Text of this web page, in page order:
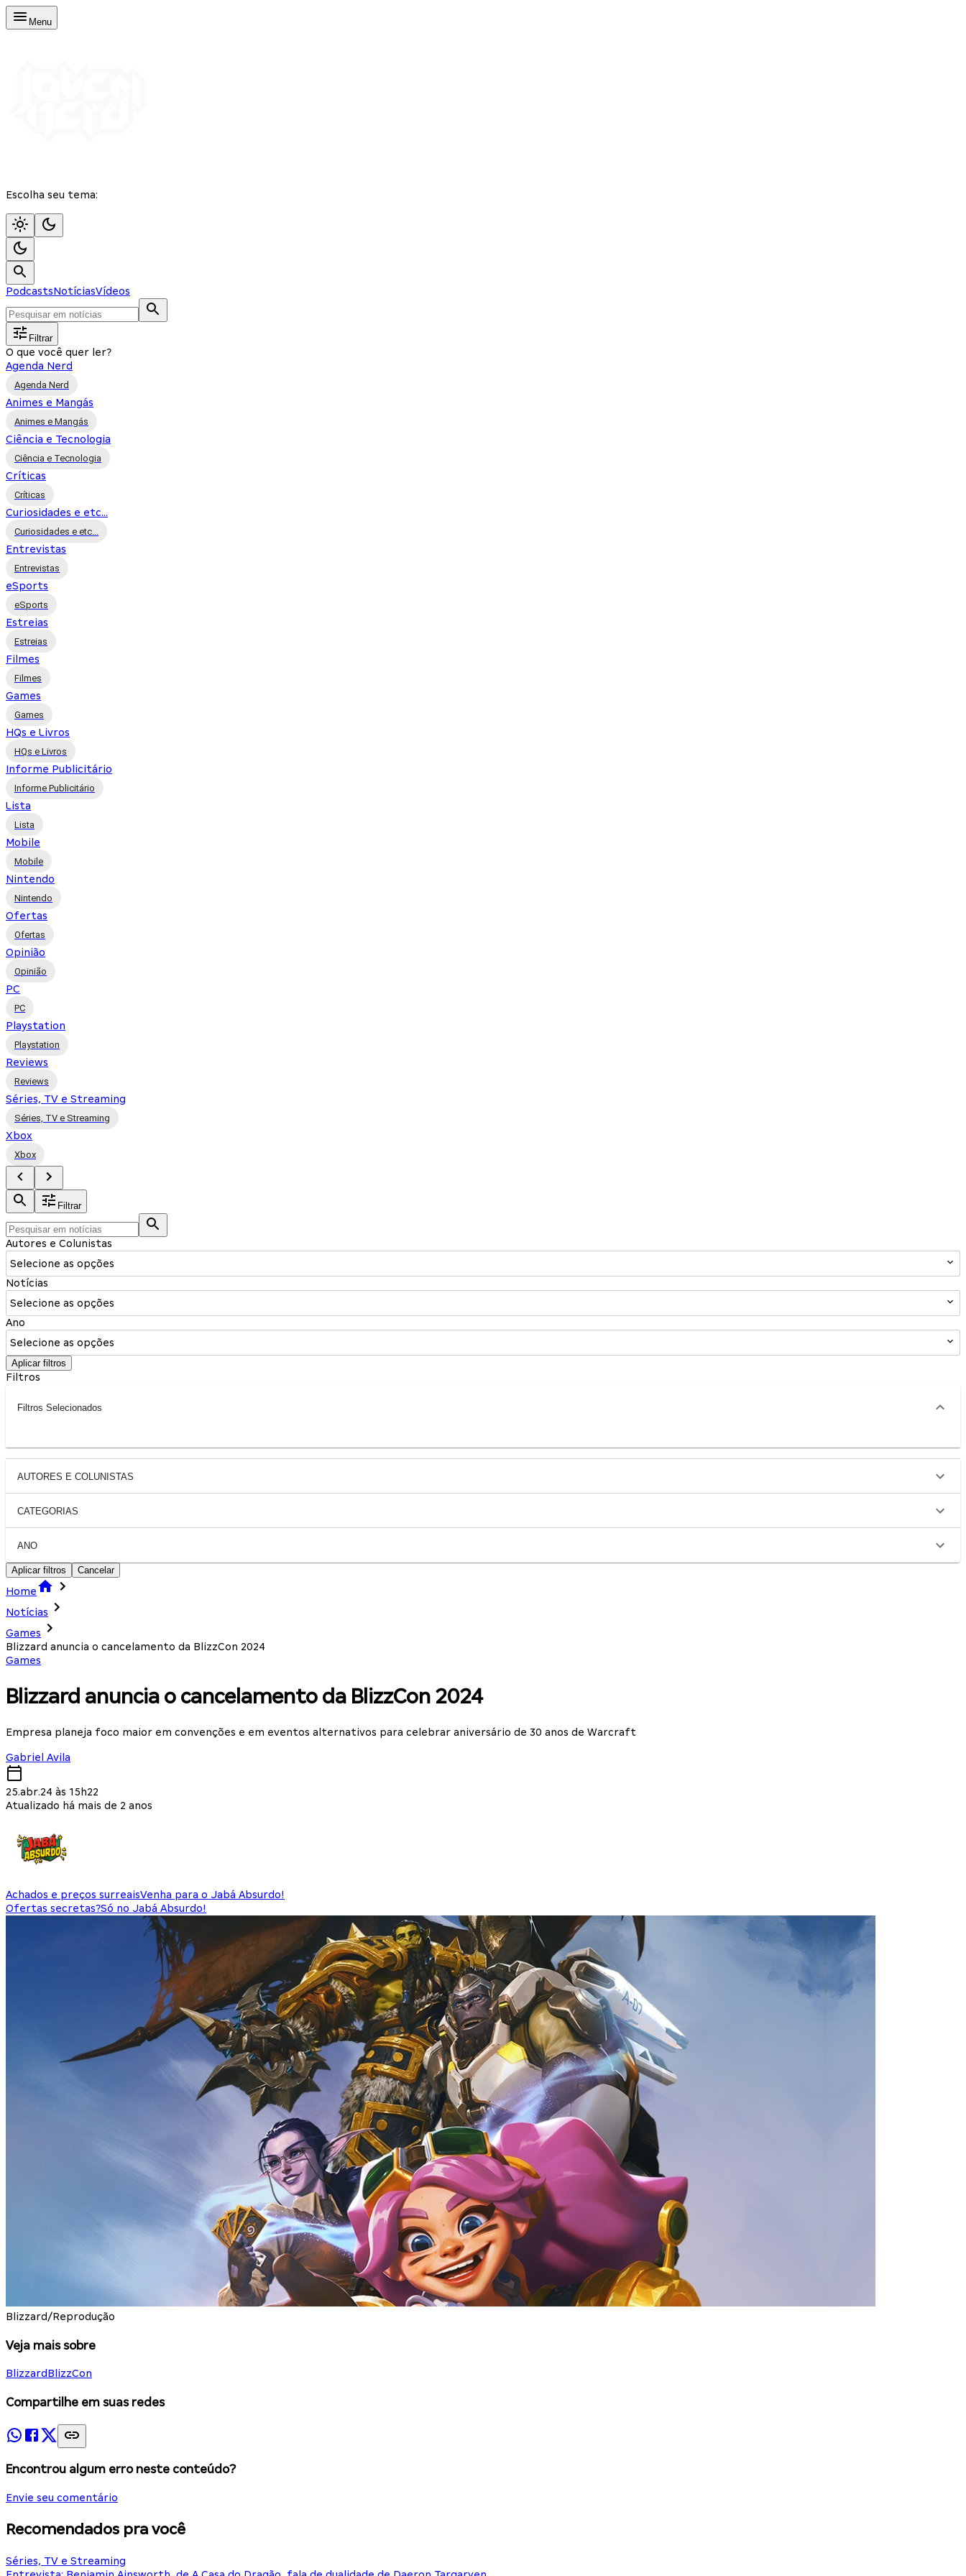
Menu
Escolha seu tema:
PodcastsNotíciasVídeos
Filtrar
O que você quer ler?
Agenda Nerd
Agenda Nerd
Animes e Mangás
Animes e Mangás
Ciência e Tecnologia
Ciência e Tecnologia
Críticas
Críticas
Curiosidades e etc...
Curiosidades e etc...
Entrevistas
Entrevistas
eSports
eSports
Estreias
Estreias
Filmes
Filmes
Games
Games
HQs e Livros
HQs e Livros
Informe Publicitário
Informe Publicitário
Lista
Lista
Mobile
Mobile
Nintendo
Nintendo
Ofertas
Ofertas
Opinião
Opinião
PC
PC
Playstation
Playstation
Reviews
Reviews
Séries, TV e Streaming
Séries, TV e Streaming
Xbox
Xbox
Filtrar
Autores e Colunistas
Selecione as opções
Notícias
Selecione as opções
Ano
Selecione as opções
Aplicar filtros
Filtros
Filtros Selecionados
AUTORES E COLUNISTAS
CATEGORIAS
ANO
Aplicar filtros Cancelar
Home
Notícias
Games
Blizzard anuncia o cancelamento da BlizzCon 2024
Games
Blizzard anuncia o cancelamento da BlizzCon 2024
Empresa planeja foco maior em convenções e em eventos alternativos para celebrar aniversário de 30 anos de Warcraft
Gabriel Avila
25.abr.24 às 15h22
Atualizado há mais de 2 anos
Achados e preços surreaisVenha para o Jabá Absurdo!
Ofertas secretas?Só no Jabá Absurdo!
Blizzard/Reprodução
Veja mais sobre
BlizzardBlizzCon
Compartilhe em suas redes
Encontrou algum erro neste conteúdo?
Envie seu comentário
Recomendados pra você
Séries, TV e Streaming